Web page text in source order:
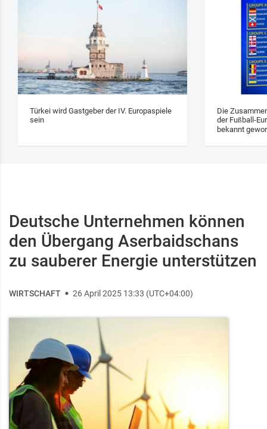
Türkei wird Gastgeber der IV. Europaspiele
sein
Die
der Fußball-
bekannt
Deutsche Unternehmen können
den Übergang Aserbaidschans
zu sauberer Energie unterstützen
WIRTSCHAFT 26 April 2025 13:33 (UTC+04:00)